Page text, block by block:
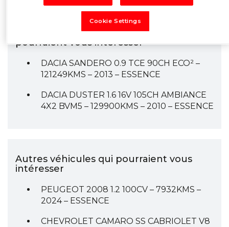
Véhicules de la même marque qui
pourraient vous intéresser
DACIA SANDERO 0.9 TCE 90CH ECO² –
121249KMS – 2013 – ESSENCE
DACIA DUSTER 1.6 16V 105CH AMBIANCE
4X2 BVM5 – 129900KMS – 2010 – ESSENCE
Autres véhicules qui pourraient vous
intéresser
PEUGEOT 2008 1.2 100CV – 7932KMS –
2024 – ESSENCE
CHEVROLET CAMARO SS CABRIOLET V8
Cookie Settings